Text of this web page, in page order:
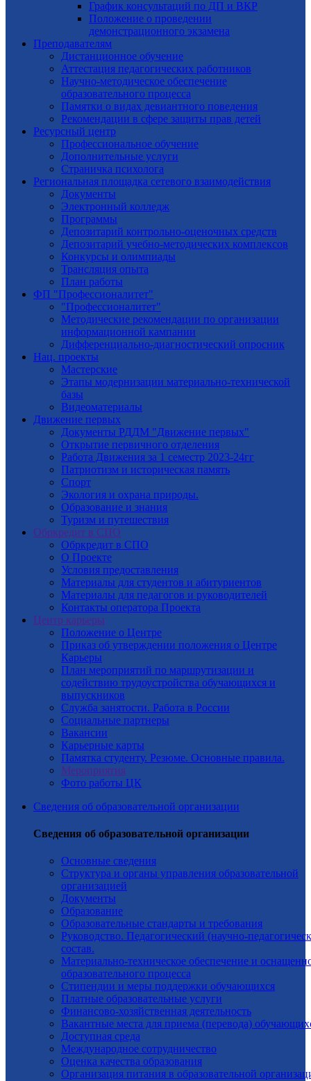
График консультаций по ДП и ВКР
Положение о проведении
демонстрационного экзамена
Преподавателям
Дистанционное обучение
Аттестация педагогических работников
Научно-методическое обеспечение
образовательного процесса
Памятки о видах девиантного поведения
Рекомендации в сфере защиты прав детей
Ресурсный центр
Профессиональное обучение
Дополнительные услуги
Страничка психолога
Региональная площадка сетевого взаимодействия
Документы
Электронный колледж
Программы
Депозитарий контрольно-оценочных средств
Депозитарий учебно-методических комплексов
Конкурсы и олимпиады
Трансляция опыта
План работы
ФП "Профессионалитет"
"Профессионалитет"
Методические рекомендации по организации
информационной кампании
Дифференциально-диагностический опросник
Нац. проекты
Мастерские
Этапы модернизации материально-технической
базы
Видеоматериалы
Движение первых
Документы РДДМ "Движение первых"
Открытие первичного отделения
Работа Движения за 1 семестр 2023-24гг
Патриотизм и историческая память
Спорт
Экология и охрана природы.
Образование и знания
Туризм и путешествия
Обркредит в СПО
Обркредит в СПО
О Проекте
Условия предоставления
Материалы для студентов и абитуриентов
Материалы для педагогов и руководителей
Контакты оператора Проекта
Центр карьеры
Положение о Центре
Приказ об утверждении положения о Центре
Карьеры
План мероприятий по маршрутизации и
содействию трудоустройства обучающихся и
выпускников
Служба занятости. Работа в России
Социальные партнеры
Вакансии
Карьерные карты
Памятка студенту. Резюме. Основные правила.
Мероприятия
Фото работы ЦК
Сведения об образовательной организации
Сведения об образовательной организации
Основные сведения
Структура и органы управления образовательной
организацией
Документы
Образование
Образовательные стандарты и требования
Руководство. Педагогический (научно-
состав.
Материально-техническое обеспечение и
образовательного процесса
Стипендии и меры поддержки обучающихся
Платные образовательные услуги
Финансово-хозяйственная деятельность
Вакантные места для приема (перевода)
Доступная среда
Международное сотрудничество
Оценка качества образования
Организация питания в образовательной